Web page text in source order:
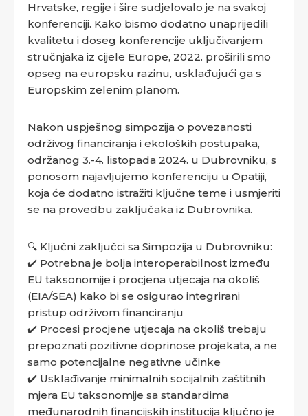
Hrvatske, regije i šire sudjelovalo je na svakoj
konferenciji. Kako bismo dodatno unaprijedili
kvalitetu i doseg konferencije uključivanjem
stručnjaka iz cijele Europe, 2022. proširili smo
opseg na europsku razinu, usklađujući ga s
Europskim zelenim planom.
Nakon uspješnog simpozija o povezanosti
održivog financiranja i ekoloških postupaka,
održanog 3.-4. listopada 2024. u Dubrovniku, s
ponosom najavljujemo konferenciju u Opatiji,
koja će dodatno istražiti ključne teme i usmjeriti
se na provedbu zaključaka iz Dubrovnika.
🔍 Ključni zaključci sa Simpozija u Dubrovniku:
✔️ Potrebna je bolja interoperabilnost između
EU taksonomije i procjena utjecaja na okoliš
(EIA/SEA) kako bi se osigurao integrirani
pristup održivom financiranju
✔️ Procesi procjene utjecaja na okoliš trebaju
prepoznati pozitivne doprinose projekata, a ne
samo potencijalne negativne učinke
✔️ Usklađivanje minimalnih socijalnih zaštitnih
mjera EU taksonomije sa standardima
međunarodnih financijskih institucija ključno je